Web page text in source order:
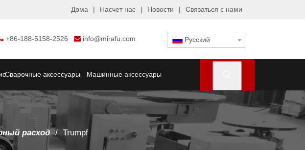
Дома | Насчет нас | Новости | Связаться с нами
+86-188-5158-2526  info@mirafu.com Pусский
Сварочные аксессуары Машинные аксессуары
расход / Trumpf